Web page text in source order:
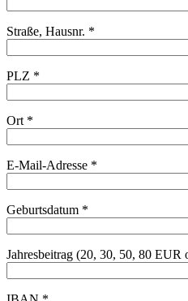
Straße, Hausnr. *
PLZ *
Ort *
E-Mail-Adresse *
Geburtsdatum *
Jahresbeitrag (20, 30, 50, 80 EUR